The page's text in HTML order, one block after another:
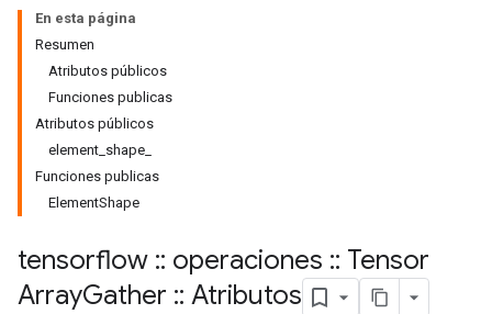
En esta página
Resumen
Atributos públicos
Funciones publicas
Atributos públicos
element_shape_
Funciones publicas
ElementShape
tensorflow :: operaciones :: Tensor
ArrayGather :: Atributos